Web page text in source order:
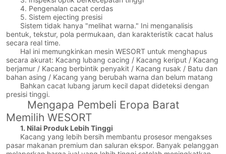
4. Pengenalan cacat cerdas
5. Sistem ejecting presisi
Sistem tidak hanya "melihat warna." Ini menganalisis
bentuk, tekstur, pola permukaan, dan karakteristik cacat halus
secara real time.
Hal ini memungkinkan mesin WESORT untuk menghapus
secara akurat: Kacang lubang cacing / Kacang keriput / Kacang
berjamur / Kacang berbintik penyakit / Kacang rusak / Batu dan
bahan asing / Kacang yang berubah warna dan belum matang
Bahkan cacat lubang jarum kecil dapat dideteksi dengan
presisi tinggi.
Mengapa Pembeli Eropa Barat
Memilih WESORT
1. Nilai Produk Lebih Tinggi
Kacang yang lebih bersih membantu prosesor mengakses
pasar makanan premium dan saluran ekspor. Banyak pelanggan